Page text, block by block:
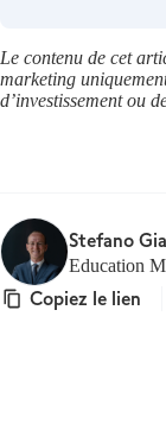
Le contenu de cet
marketing
d’investissement ou
Stefano
Education
Copiez le lien